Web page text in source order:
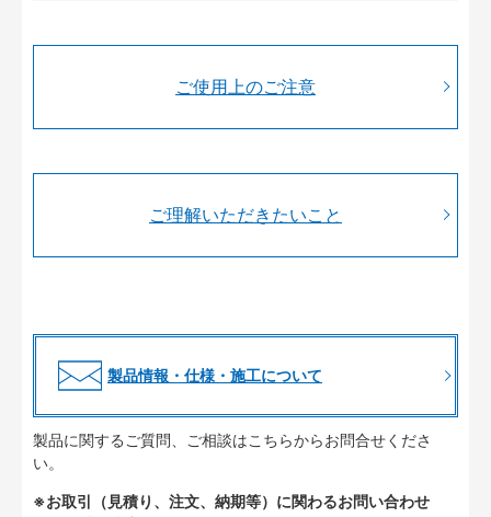
ご使用上のご注意
ご理解いただきたいこと
製品情報・仕様・施工について
製品に関するご質問、ご相談はこちらからお問合せくださ
い。
※お取引（見積り、注文、納期等）に関わるお問い合わせ